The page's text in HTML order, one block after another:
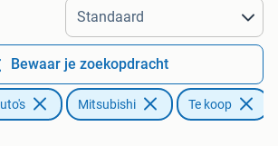
Alle afstanden…
Bewaar je zoekopdracht
Mitsubishi Te koop